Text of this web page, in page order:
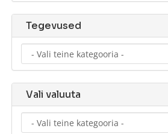
Tegevused
Vali valuuta